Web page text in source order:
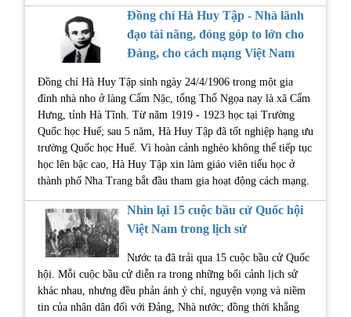
Đồng chí Hà Huy Tập - Nhà lãnh
đạo tài năng, đóng góp to lớn cho
Đảng, cho cách mạng Việt Nam
Đồng chí Hà Huy Tập sinh ngày 24/4/1906 trong một gia
đình nhà nho ở làng Cẩm Nặc, tổng Thổ Ngọa nay là xã Cẩm
Hưng, tỉnh Hà Tĩnh. Từ năm 1919 - 1923 học tại Trường
Quốc học Huế; sau 5 năm, Hà Huy Tập đã tốt nghiệp hạng ưu
trường Quốc học Huế. Vì hoàn cảnh nghèo không thể tiếp tục
học lên bậc cao, Hà Huy Tập xin làm giáo viên tiểu học ở
thành phố Nha Trang bắt đầu tham gia hoạt động cách mạng.
Nhìn lại 15 cuộc bầu cử Quốc hội
Việt Nam trong lịch sử
Nước ta đã trải qua 15 cuộc bầu cử Quốc
hội. Mỗi cuộc bầu cử diễn ra trong những bối cảnh lịch sử
khác nhau, nhưng đều phản ánh ý chí, nguyện vọng và niềm
tin của nhân dân đối với Đảng, Nhà nước; đồng thời khẳng